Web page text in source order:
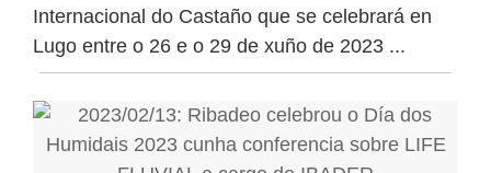
Internacional do Castaño que se celebrará en
Lugo entre o 26 e o 29 de xuño de 2023 ...